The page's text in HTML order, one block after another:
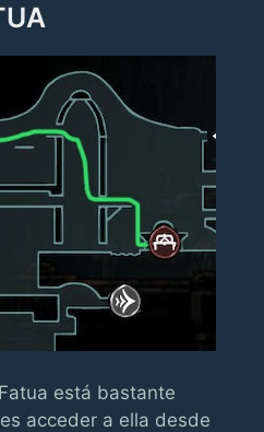
está bastante
acceder a ella desde